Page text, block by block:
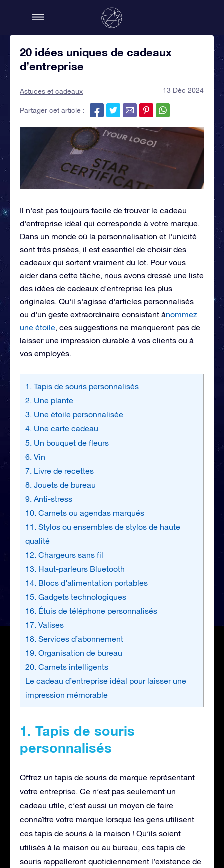
20 idées uniques de cadeaux
d’entreprise
Astuces et cadeaux 13 Déc 2024
Partager cet article :
Il n'est pas toujours facile de trouver le cadeau
d'entreprise idéal qui corresponde à votre marque.
Dans un monde où la personnalisation et l'unicité
sont très prisées, il est essentiel de choisir des
cadeaux qui sortent vraiment du lot. Pour vous
aider dans cette tâche, nous avons dressé une liste
des idées de cadeaux d'entreprise les plus
originales. Qu'il s'agisse d'articles personnalisés
ou d'un geste extraordinaire consistant ànommez
une étoile, ces suggestions ne manqueront pas de
laisser une impression durable à vos clients ou à
vos employés.
1. Tapis de souris personnalisés
2. Une plante
3. Une étoile personnalisée
4. Une carte cadeau
5. Un bouquet de fleurs
6. Vin
7. Livre de recettes
8. Jouets de bureau
9. Anti-stress
10. Carnets ou agendas marqués
11. Stylos ou ensembles de stylos de haute
qualité
12. Chargeurs sans fil
13. Haut-parleurs Bluetooth
14. Blocs d’alimentation portables
15. Gadgets technologiques
16. Étuis de téléphone personnalisés
17. Valises
18. Services d’abonnement
19. Organisation de bureau
20. Carnets intelligents
Le cadeau d’entreprise idéal pour laisser une
impression mémorable
1. Tapis de souris
personnalisés
Offrez un tapis de souris de marque représentant
votre entreprise. Ce n’est pas seulement un
cadeau utile, c’est aussi un moyen de faire
connaître votre marque lorsque les gens utilisent
ces tapis de souris à la maison ! Qu’ils soient
utilisés à la maison ou au bureau, ces tapis de
souris rappelleront quotidiennement l’existence de